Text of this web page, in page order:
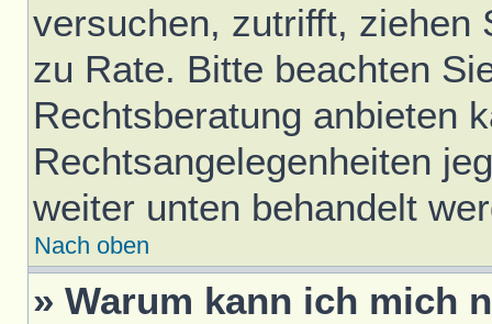
versuchen, zutrifft, ziehen
zu Rate. Bitte beachten
Rechtsberatung anbieten
Rechtsangelegenheiten
weiter unten behandelt
Nach oben
» Warum kann ich mich